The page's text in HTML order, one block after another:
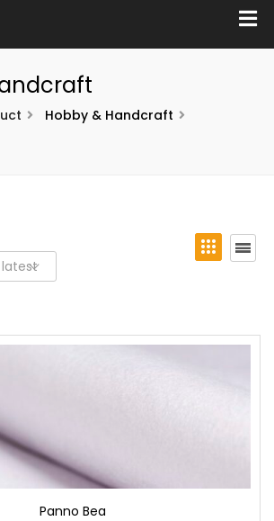
Hobby & Handcraft
Panno Bea